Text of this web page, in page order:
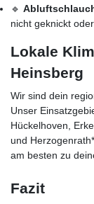
🔹
nicht geknickt
Lokale
Heinsberg
Wir sind dein
Unser
Hückelhoven,
und
am besten zu
Fazit